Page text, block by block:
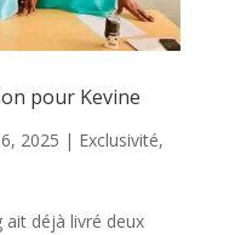
pour Kevine
2025 | Exclusivité,
déjà livré deux